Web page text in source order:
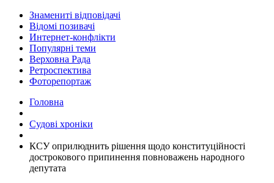
Знамениті відповідачі
Відомі позивачі
Интернет-конфлікти
Популярні теми
Верховна Рада
Ретроспектива
Фоторепортаж
Головна
Судові хроніки
КСУ оприлюднить рішення щодо конституційності
дострокового припинення повноважень народного
депутата